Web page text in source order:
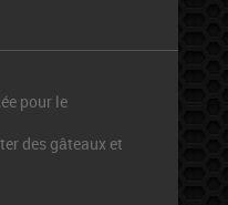
pour le
des gâteaux et